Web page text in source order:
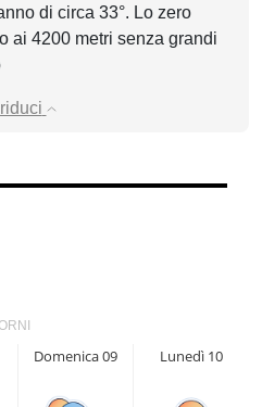
di circa 33°. Lo zero
ai 4200 metri senza grandi
riduci
Domenica 09 Lunedì 10